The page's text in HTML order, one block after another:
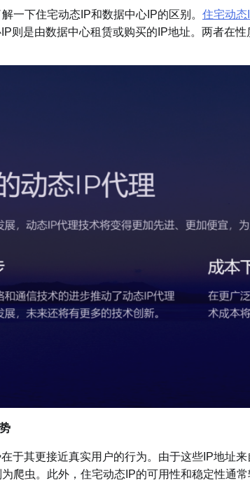
下住宅动态IP和数据中心IP的区别。 住宅动态
则是由数据中心租赁或购买的IP地址。两者在
其更接近真实用户的行为。由于这些IP地址来
爬虫。此外，住宅动态IP的可用性和稳定性通